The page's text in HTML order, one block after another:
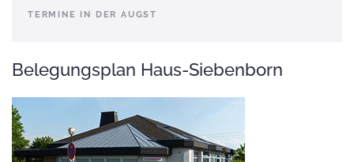
TERMINE IN DER AUGST
Belegungsplan Haus-Siebenborn